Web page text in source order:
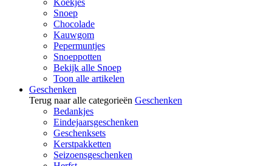
Koekjes
Snoep
Chocolade
Kauwgom
Pepermuntjes
Snoeppotten
Bekijk alle Snoep
Toon alle artikelen
Geschenken
Terug naar alle categorieën Geschenken
Bedankjes
Eindejaarsgeschenken
Geschenksets
Kerstpakketten
Seizoensgeschenken